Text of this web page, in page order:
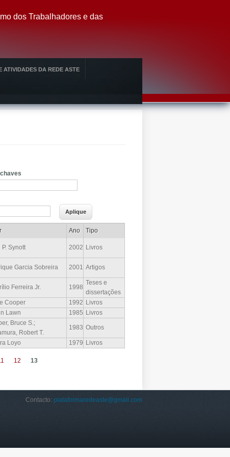
dos Trabalhadores e das
ATIVIDADES DA REDE ASTE
Ano
Tipo
P. Synott 2002 Livros
Garcia Sobreira 2001 Artigos
Ferreira Jr. 1998
Teses e
dissertações
Cooper 1992 Livros
Lawn 1985 Livros
Bruce S.;
Robert T.
1983 Outros
Loyo 1979 Livros
12 13
Contacto: plataformaredeaste@gmail.com